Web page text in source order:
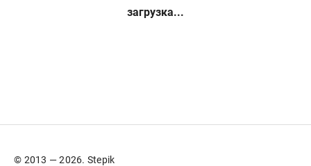
загрузка...
© 2013 — 2026. Stepik